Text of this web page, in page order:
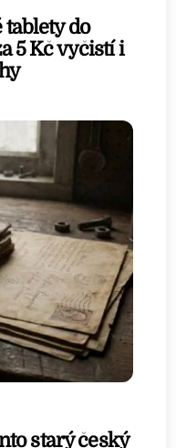
tablety do
5 Kč vyčistí i
starý český